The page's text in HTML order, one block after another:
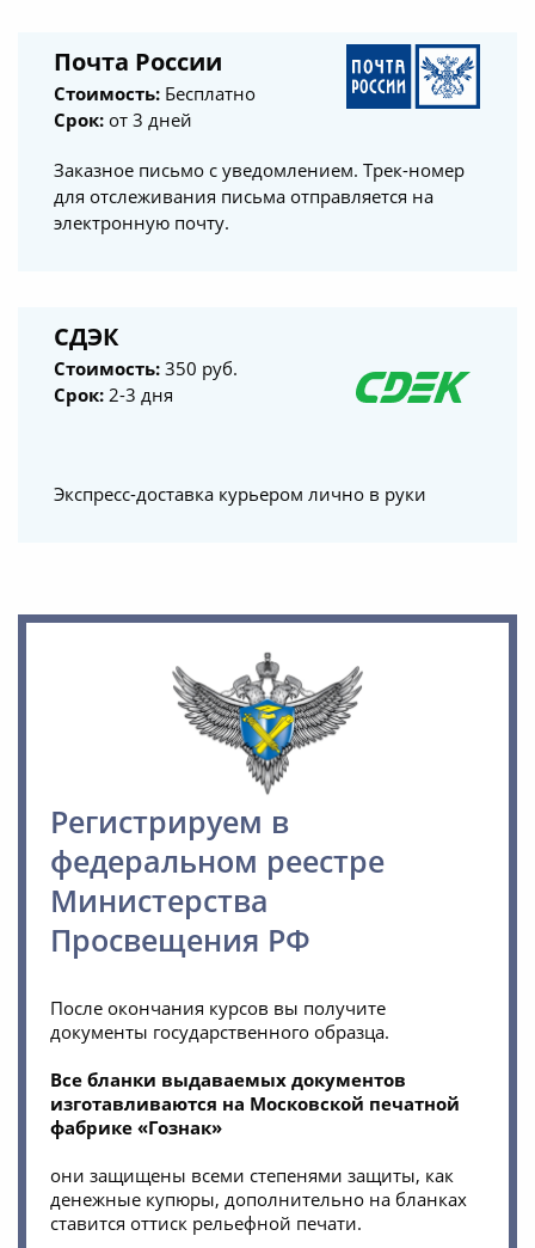
Почта России
Стоимость: Бесплатно
Срок: от 3 дней
Заказное письмо с уведомлением. Трек-номер
для отслеживания письма отправляется на
электронную почту.
СДЭК
Стоимость: 350 руб.
Срок: 2-3 дня
Экспресс-доставка курьером лично в руки
Регистрируем в
федеральном реестре
Министерства
Просвещения РФ
После окончания курсов вы получите
документы государственного образца.
Все бланки выдаваемых документов
изготавливаются на Московской печатной
фабрике «Гознак»
они защищены всеми степенями защиты, как
денежные купюры, дополнительно на бланках
ставится оттиск рельефной печати.